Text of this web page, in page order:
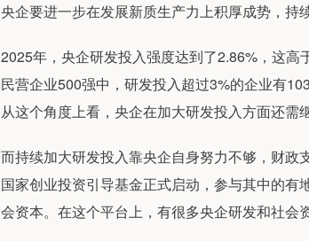
央企要进一步在发展新质生产力上积厚成势，持
2025年，央企研发投入强度达到了2.86%，这高
民营企业500强中，研发投入超过3%的企业有
从这个角度上看，央企在加大研发投入方面还需
而持续加大研发投入靠央企自身努力不够，财政
国家创业投资引导基金正式启动，参与其中的
会资本。在这个平台上，有很多央企研发和社会